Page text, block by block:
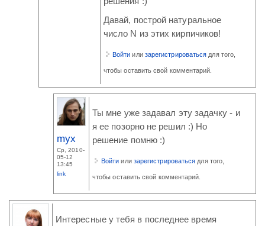
Давай, построй натуральное
число N из этих кирпичиков!
Войти или зарегистрироваться для того,
чтобы оставить свой комментарий.
myx
Ср, 2010-
05-12
13:45
link
Ты мне уже задавал эту задачку - и
я ее позорно не решил :) Но
решение помню :)
Войти или зарегистрироваться для того,
чтобы оставить свой комментарий.
Интересные у тебя в последнее время